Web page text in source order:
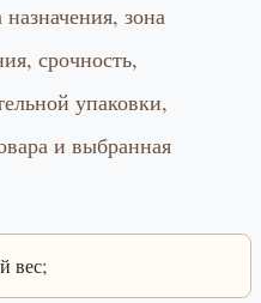
зона
срочность,
упаковки,
и выбранная
вес;